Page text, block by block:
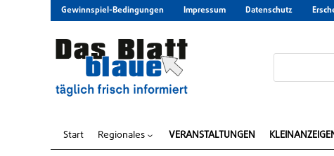
Gewinnspiel-Bedingungen Impressum Datenschutz
Start Regionales 3 VERANSTALTUNGEN